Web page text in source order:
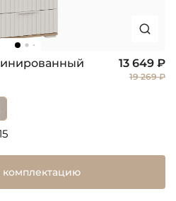
13 649 ₽
19 269 ₽
комплектацию